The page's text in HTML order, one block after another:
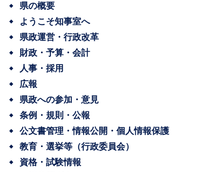
県の概要
ようこそ知事室へ
県政運営・行政改革
財政・予算・会計
人事・採用
広報
県政への参加・意見
条例・規則・公報
公文書管理・情報公開・個人情報保護
教育・選挙等（行政委員会）
資格・試験情報